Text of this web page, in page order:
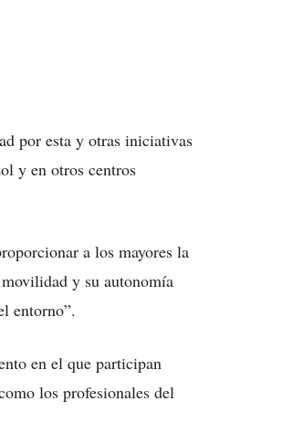
por esta y otras iniciativas
y en otros centros
a los mayores la
y su autonomía
entorno”.
en el que participan
los profesionales del